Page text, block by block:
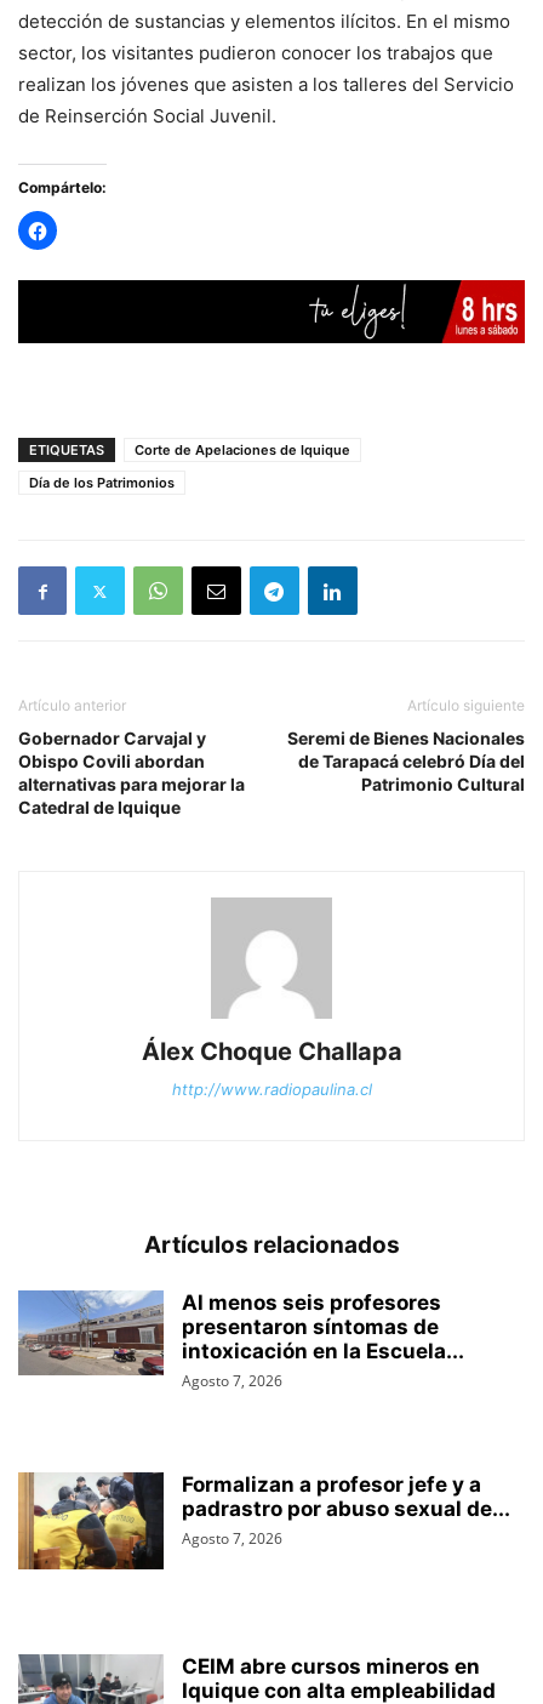
detección de sustancias y elementos ilícitos. En el mismo
sector, los visitantes pudieron conocer los trabajos que
realizan los jóvenes que asisten a los talleres del Servicio
de Reinserción Social Juvenil.
Compártelo:
ETIQUETAS
Corte de Apelaciones de Iquique
Día de los Patrimonios
Artículo anterior
Gobernador Carvajal y
Obispo Covili abordan
alternativas para mejorar la
Catedral de Iquique
Artículo siguiente
Seremi de Bienes Nacionales
de Tarapacá celebró Día del
Patrimonio Cultural
Álex Choque Challapa
http://www.radiopaulina.cl
Artículos relacionados
Al menos seis profesores
presentaron síntomas de
intoxicación en la Escuela...
Agosto 7, 2026
Formalizan a profesor jefe y a
padrastro por abuso sexual de...
Agosto 7, 2026
CEIM abre cursos mineros en
Iquique con alta empleabilidad